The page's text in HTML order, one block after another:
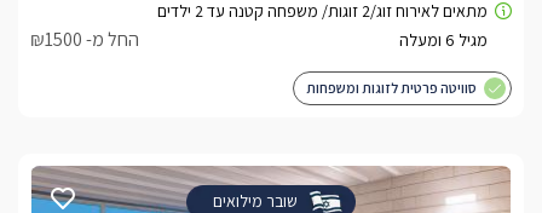
החל מ- ₪1500
סוויטה פרטית לזוגות ומשפחות
שובר מילואים